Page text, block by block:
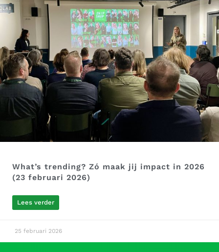
What’s trending? Zó maak jij impact in 2026
(23 februari 2026)
Lees verder
25 februari 2026